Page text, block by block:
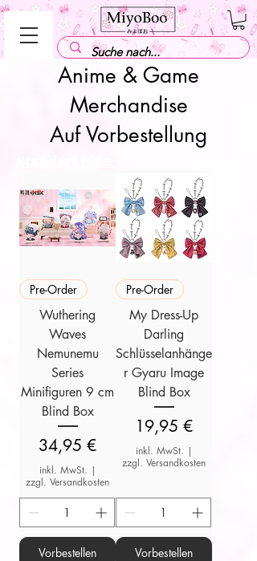
Anime & Game
Merchandise
Auf Vorbestellung
Pre-Order
Wuthering
Waves
Nemunemu
Series
Minifiguren 9 cm
Blind Box
Preis
34,95 €
inkl. MwSt. |
zzgl. Versandkosten
Vorbestellen
Pre-Order
My Dress-Up
Darling
Schlüsselanhänge
r Gyaru Image
Blind Box
Preis
19,95 €
inkl. MwSt. |
zzgl. Versandkosten
Vorbestellen